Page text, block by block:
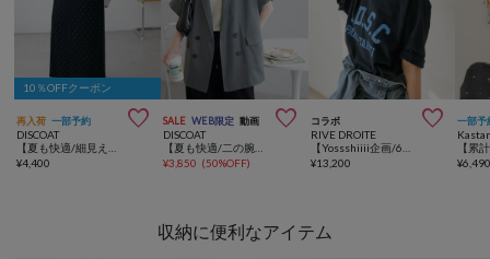
10％OFFクーポン
再入荷 一部予約 
DISCOAT
¥4,400
SALE WEB限定 動画 
DISCOAT
¥3,850 (50%OFF)
コラボ 
RIVE DROITE
¥13,200
一部予
¥
収納に便利なアイテム